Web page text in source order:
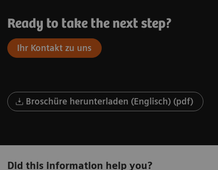
Ready to take the next step?
Ihr Kontakt zu uns
Broschüre herunterladen (Englisch) (pdf)
Did this information help you?